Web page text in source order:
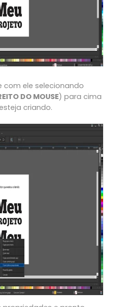
com ele selecionando
DO MOUSE) para cima
criando.